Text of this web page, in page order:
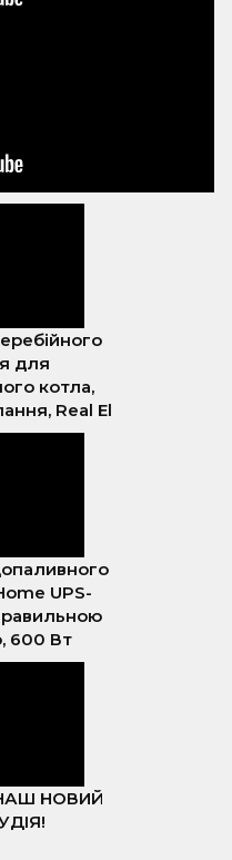
для
котла,
Real El
UPS-
600 Вт
НАШ НОВИЙ